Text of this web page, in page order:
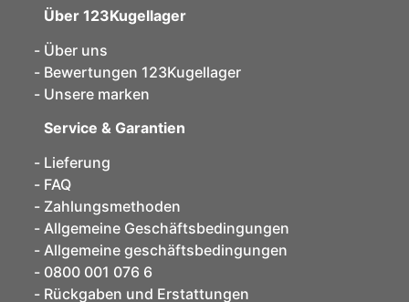
Über 123Kugellager
Über uns
Bewertungen 123Kugellager
Unsere marken
Service & Garantien
Lieferung
FAQ
Zahlungsmethoden
Allgemeine Geschäftsbedingungen
Allgemeine geschäftsbedingungen
0800 001 076 6
Rückgaben und Erstattungen